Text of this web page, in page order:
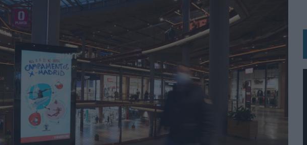
EL CONSUMO DE MEDIOS EN VERANO Y SUPERA AL MÓVIL COMO DISPOSITIVO MÁS UTILIZADO
ALCANZA YA AL 62% DE LOS ESPAÑOLES
BASTONI COMO NUEVA DIRECTORA COMERCIAL GLOBAL
UNA COLECCIÓN PERSONALIZABLE INSPIRADA EN CORNETTO, CALIPPO Y SOLERO
LISTÓN DE LA CREATIVIDAD
RAÍZ URBANA PARA TRANSFORMAR EL PATRIMONIO HISTÓRICO EN ACTIVOS CULTURALES Y ECONÓMICOS
INCORPORA A CASONÁ Y ASUME LA GESTIÓN DE SUS RELACIONES CON LOS MEDIOS
ACERCA EL PARAÍSO CANARIO EN SU ÚLTIMA CAMPAÑA INTERNACIONAL
DE ARIAS): “LA CONSTRUCCIÓN DE MARCA A LARGO PLAZO Y LA MEDICIÓN SON DOS CARAS DE LA MISMA